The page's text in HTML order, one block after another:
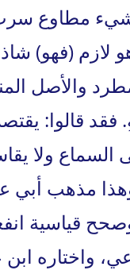
مطاوع
لازم (فهو)
والأصل
فقد قالوا:
السماع ولا
وهذا مذهب أبي
قياسية
واختاره